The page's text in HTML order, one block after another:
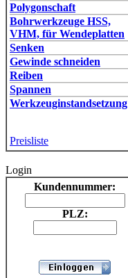
Polygonschaft
Bohrwerkzeuge HSS,
VHM, für Wendeplatten
Senken
Gewinde schneiden
Reiben
Spannen
Werkzeuginstandsetzung
Preisliste
Login
Kundennummer:
PLZ: